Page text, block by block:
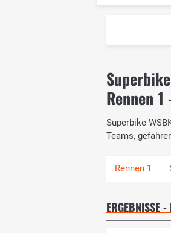
Rennen
Superbike
Teams,
ERGEBNISSE -